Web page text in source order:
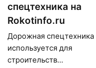
спецтехника на
Rokotinfo.ru
Дорожная спецтехника
используется для
строительств...